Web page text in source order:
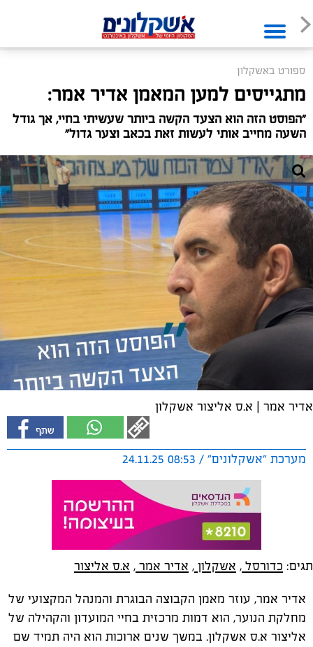
ספורט באשקלון
מתגייסים למען המאמן אדיר אמר:
"הפוסט הזה הוא הצעד הקשה ביותר שעשיתי בחיי, אך גודל
השעה מחייב אותי לעשות זאת בכאב וצער גדול"
אדיר אמר | א.ס אליצור אשקלון
מערכת "אשקלונים" / 08:53 24.11.25
תגים: כדורסל , אשקלון , אדיר אמר , א.ס אליצור
אדיר אמר, עוזר מאמן הקבוצה הבוגרת והמנהל המקצועי של
מחלקת הנוער, הוא דמות מרכזית בחיי המועדון והקהילה של
אליצור א.ס אשקלון. במשך שנים ארוכות הוא היה תמיד שם